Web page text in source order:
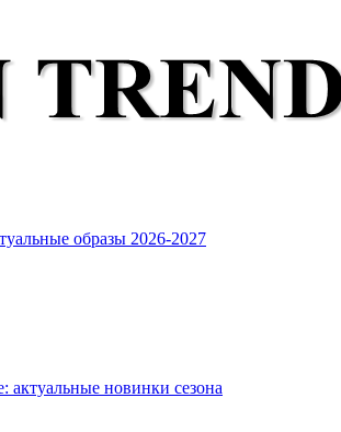
образы 2026-2027
актуальные новинки сезона